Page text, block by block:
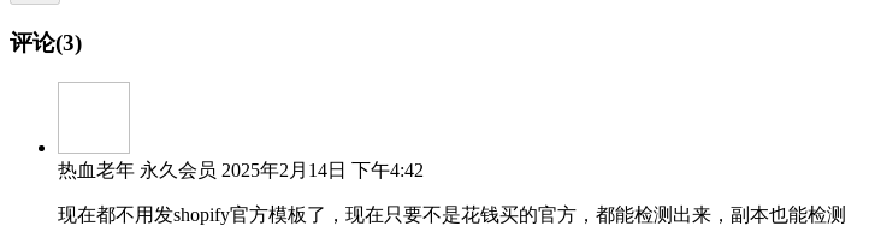
评论(3)
热血老年 永久会员 2025年2月14日 下午4:42
现在都不用发shopify官方模板了，现在只要不是花钱买的官方，都能检测出来，副本也能检测